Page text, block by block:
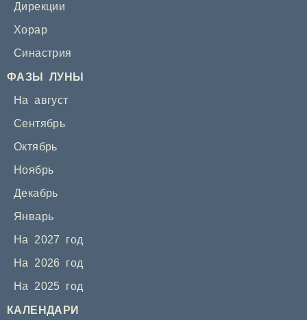
Дирекции
Хорар
Синастрия
ФАЗЫ ЛУНЫ
На август
Сентябрь
Октябрь
Ноябрь
Декабрь
Январь
На 2027 год
На 2026 год
На 2025 год
КАЛЕНДАРИ